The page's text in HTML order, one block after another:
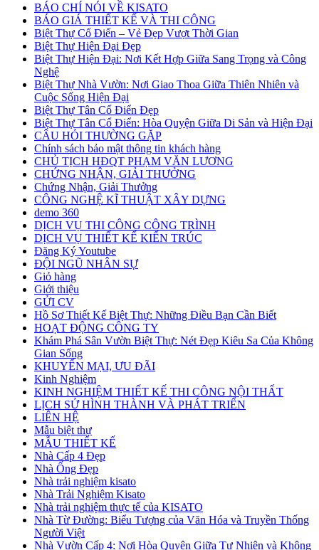
BÁO CHÍ NÓI VỀ KISATO
BÁO GIÁ THIẾT KẾ VÀ THI CÔNG
Biệt Thự Cổ Điển – Vẻ Đẹp Vượt Thời Gian
Biệt Thự Hiện Đại Đẹp
Biệt Thự Hiện Đại: Nơi Kết Hợp Giữa Sang Trọng và Công
Nghệ
Biệt Thự Nhà Vườn: Nơi Giao Thoa Giữa Thiên Nhiên và
Cuộc Sống Hiện Đại
Biệt Thự Tân Cổ Điển Đẹp
Biệt Thự Tân Cổ Điển: Hòa Quyện Giữa Di Sản và Hiện Đại
CÂU HỎI THƯỜNG GẶP
Chính sách bảo mật thông tin khách hàng
CHỦ TỊCH HĐQT PHẠM VĂN LƯƠNG
CHỨNG NHẬN, GIẢI THƯỞNG
Chứng Nhận, Giải Thưởng
CÔNG NGHỆ KĨ THUẬT XÂY DỰNG
demo 360
DỊCH VỤ THI CÔNG CÔNG TRÌNH
DỊCH VỤ THIẾT KẾ KIẾN TRÚC
Đăng Ký Youtube
ĐỘI NGŨ NHÂN SỰ
Giỏ hàng
Giới thiệu
GỬI CV
Hồ Sơ Thiết Kế Biệt Thự: Những Điều Bạn Cần Biết
HOẠT ĐỘNG CÔNG TY
Khám Phá Sân Vườn Biệt Thự: Nét Đẹp Kiêu Sa Của Không
Gian Sống
KHUYẾN MẠI, ƯU ĐÃI
Kinh Nghiệm
KINH NGHIỆM THIẾT KẾ THI CÔNG NỘI THẤT
LỊCH SỬ HÌNH THÀNH VÀ PHÁT TRIỂN
LIÊN HỆ
Mẫu biệt thự
MẪU THIẾT KẾ
Nhà Cấp 4 Đẹp
Nhà Ống Đẹp
Nhà trải nghiệm kisato
Nhà Trải Nghiệm Kisato
Nhà trải nghiệm thực tế của KISATO
Nhà Từ Đường: Biểu Tượng của Văn Hóa và Truyền Thống
Người Việt
Nhà Vườn Cấp 4: Nơi Hòa Quyện Giữa Tự Nhiên và Không